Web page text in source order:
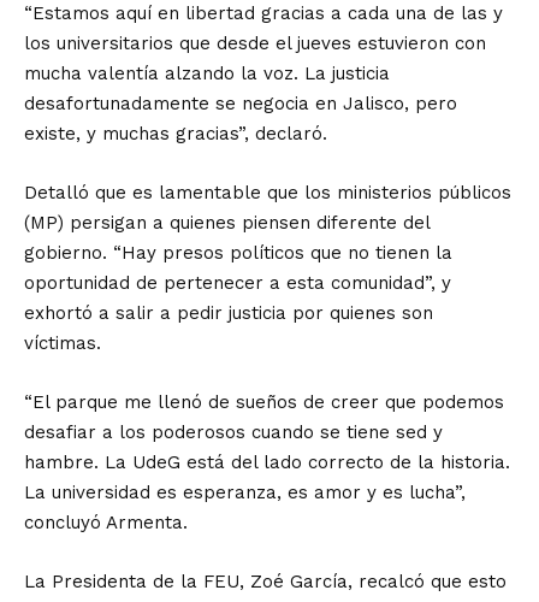
“Estamos aquí en libertad gracias a cada una de las y
los universitarios que desde el jueves estuvieron con
mucha valentía alzando la voz. La justicia
desafortunadamente se negocia en Jalisco, pero
existe, y muchas gracias”, declaró.
Detalló que es lamentable que los ministerios públicos
(MP) persigan a quienes piensen diferente del
gobierno. “Hay presos políticos que no tienen la
oportunidad de pertenecer a esta comunidad”, y
exhortó a salir a pedir justicia por quienes son
víctimas.
“El parque me llenó de sueños de creer que podemos
desafiar a los poderosos cuando se tiene sed y
hambre. La UdeG está del lado correcto de la historia.
La universidad es esperanza, es amor y es lucha”,
concluyó Armenta.
La Presidenta de la FEU, Zoé García, recalcó que esto